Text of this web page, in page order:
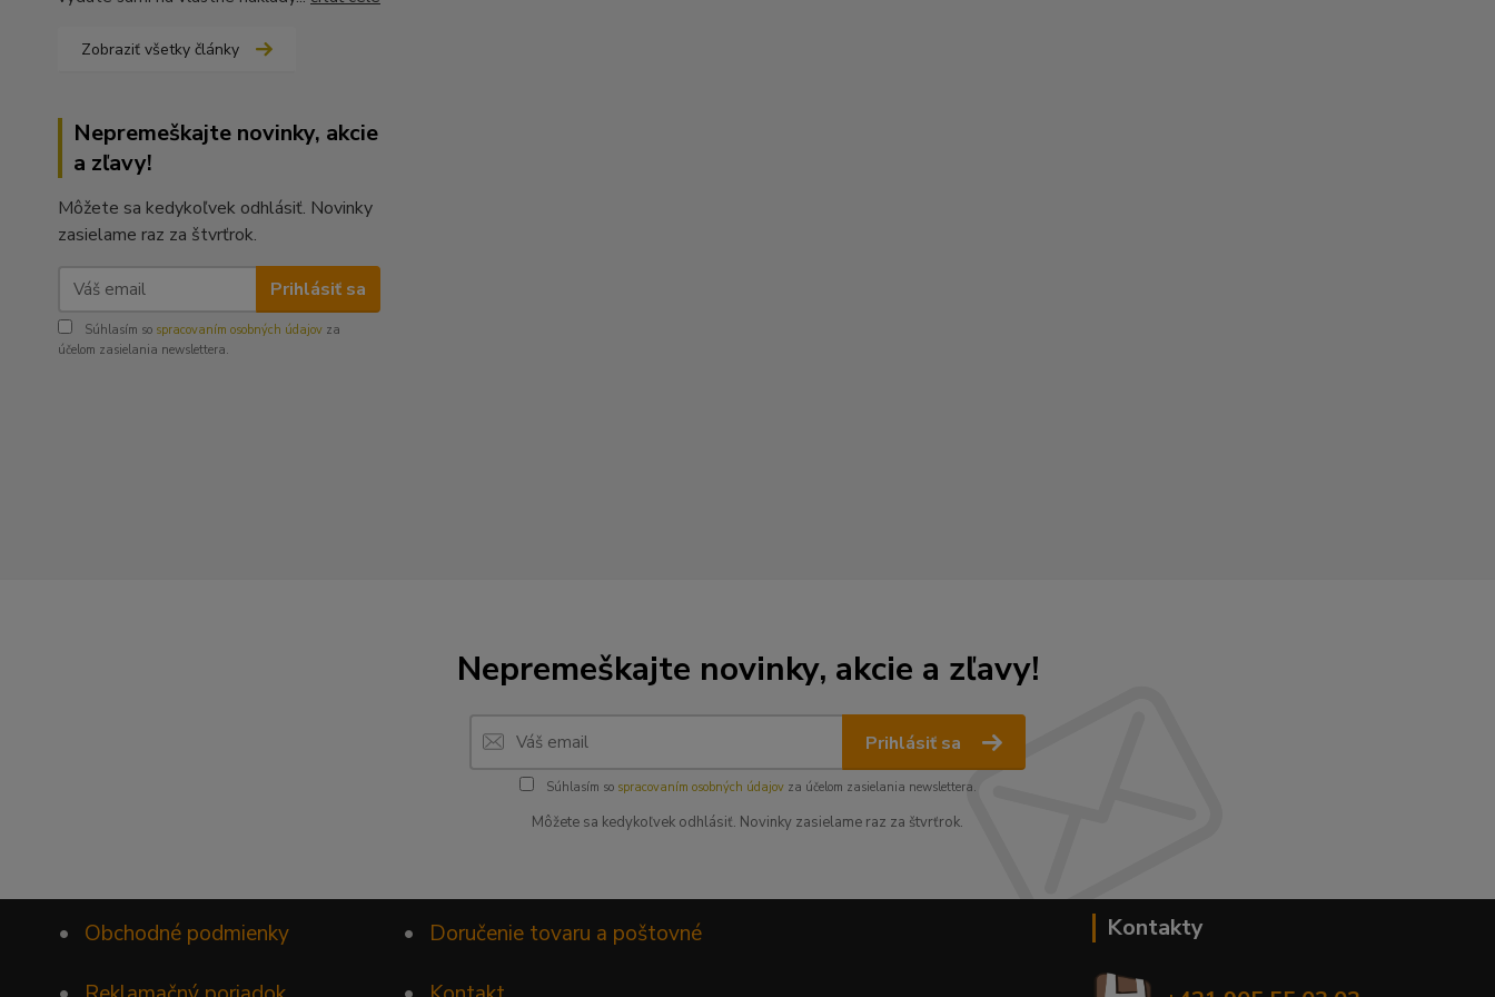
Zobraziť všetky články
Nepremeškajte novinky, akcie
a zľavy!
Môžete sa kedykoľvek odhlásiť. Novinky
zasielame raz za štvrťrok.
Prihlásiť sa
Súhlasím so spracovaním osobných údajov za
účelom zasielania newslettera.
Nepremeškajte novinky, akcie a zľavy!
Prihlásiť sa
Súhlasím so spracovaním osobných údajovza účelom zasielania newslettera.
Môžete sa kedykoľvek odhlásiť. Novinky zasielame raz za štvrťrok.
• Obchodné podmienky • Doručenie tovaru a poštovné Kontakty